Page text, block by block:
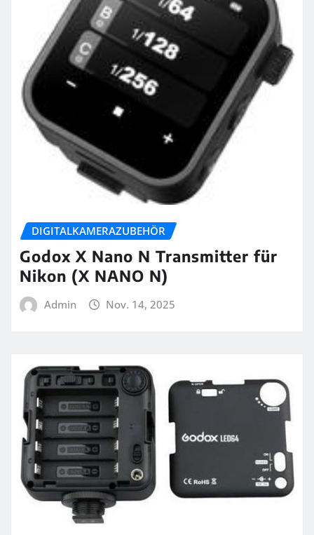
DIGITALKAMERAZUBEHÖR
Godox X Nano N Transmitter für
Nikon (X NANO N)
Admin Nov. 14, 2025